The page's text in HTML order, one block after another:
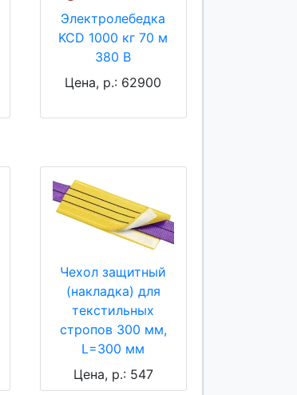
Электролебедка
KCD 1000 кг 70 м
380 В
Цена, р.: 62900
Чехол защитный
(накладка) для
текстильных
стропов 300 мм,
L=300 мм
Цена, р.: 547